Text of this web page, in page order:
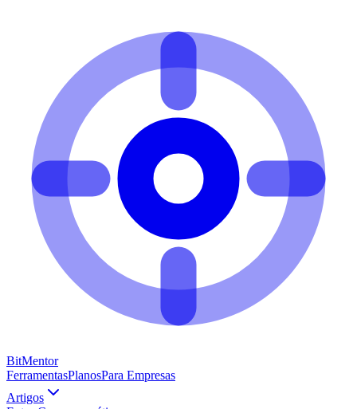
BitMentor
FerramentasPlanosPara Empresas
Artigos